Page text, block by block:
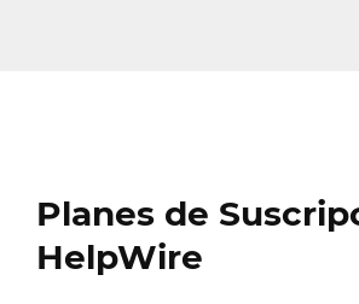
Planes de
HelpWire